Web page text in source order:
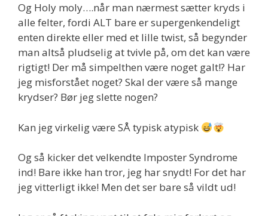
Og Holy moly….når man nærmest sætter kryds i
alle felter, fordi ALT bare er supergenkendeligt
enten direkte eller med et lille twist, så begynder
man altså pludselig at tvivle på, om det kan være
rigtigt! Der må simpelthen være noget galt!? Har
jeg misforstået noget? Skal der være så mange
krydser? Bør jeg slette nogen?
Kan jeg virkelig være SÅ typisk atypisk
Og så kicker det velkendte Imposter Syndrome
ind! Bare ikke han tror, jeg har snydt! For det har
jeg vitterligt ikke! Men det ser bare så vildt ud!